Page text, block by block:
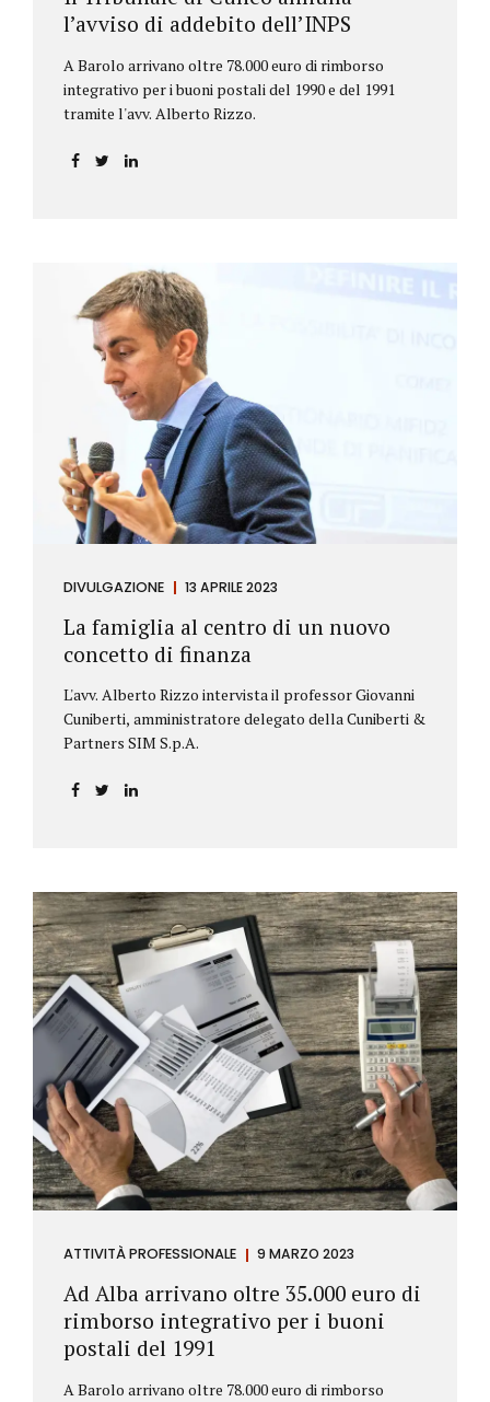
l’avviso di addebito dell’INPS
A Barolo arrivano oltre 78.000 euro di rimborso
integrativo per i buoni postali del 1990 e del 1991
tramite l'avv. Alberto Rizzo.
DIVULGAZIONE 13 APRILE 2023
La famiglia al centro di un nuovo
concetto di finanza
L'avv. Alberto Rizzo intervista il professor Giovanni
Cuniberti, amministratore delegato della Cuniberti &
Partners SIM S.p.A.
ATTIVITÀ PROFESSIONALE 9 MARZO 2023
Ad Alba arrivano oltre 35.000 euro di
rimborso integrativo per i buoni
postali del 1991
A Barolo arrivano oltre 78.000 euro di rimborso